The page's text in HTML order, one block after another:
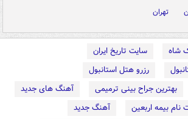
تهران
شاه
سایت تاریخ ایران
رزرو هتل استانبول
بهترین جراح بینی ترمیمی
آهنگ های جدید
نام بیمه اربعین
آهنگ جدید